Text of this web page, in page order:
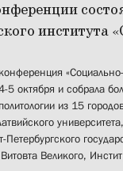
института
5 октября и собрала
из 15
Великого,